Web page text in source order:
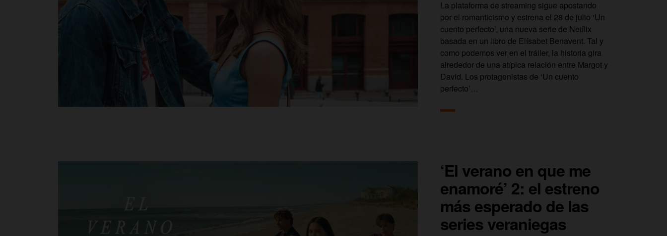
La plataforma de streaming sigue apostando
por el romanticismo y estrena el 28 de julio ‘Un
cuento perfecto’, una nueva serie de Netflix
basada en un libro de Elísabet Benavent. Tal y
como podemos ver en el tráiler, la historia gira
alrededor de una atípica relación entre Margot y
David. Los protagonistas de ‘Un cuento
perfecto’…
‘El verano en que me
enamoré’ 2: el estreno
más esperado de las
series veraniegas